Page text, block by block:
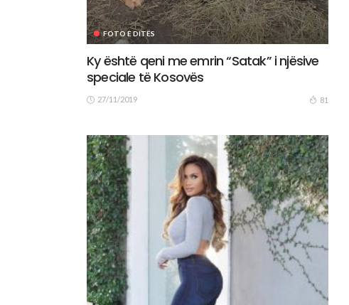
FOTO E DITËS
Ky është qeni me emrin “Satak” i njësive
speciale të Kosovës
27/11/2019 81